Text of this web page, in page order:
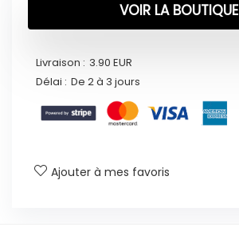
VOIR LA BOUTIQUE
Livraison : 3.90 EUR
Délai : De 2 à 3 jours
Ajouter à mes favoris